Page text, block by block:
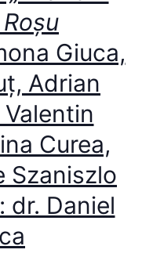
Giuca,
Adrian
Curea,
Szaniszlo
dr. Daniel